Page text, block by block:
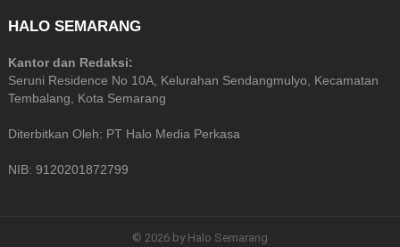
HALO SEMARANG
Kantor dan Redaksi:
Seruni Residence No 10A, Kelurahan Sendangmulyo, Kecamatan
Tembalang, Kota Semarang
Diterbitkan Oleh: PT Halo Media Perkasa
NIB: 9120201872799
© 2026 by Halo Semarang